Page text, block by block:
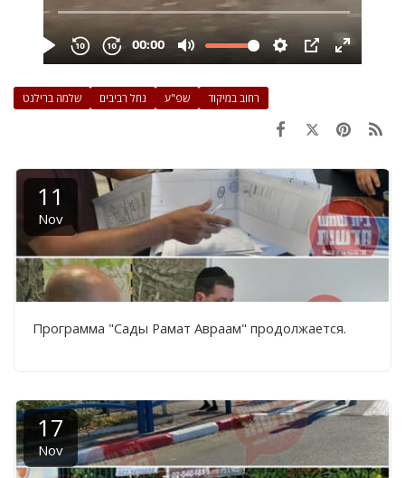
שלמה ברילנט נחל רביבים שפ"ע רחוב במיקוד
11
Nov
Программа "Сады Рамат Авраам" продолжается.
17
Nov